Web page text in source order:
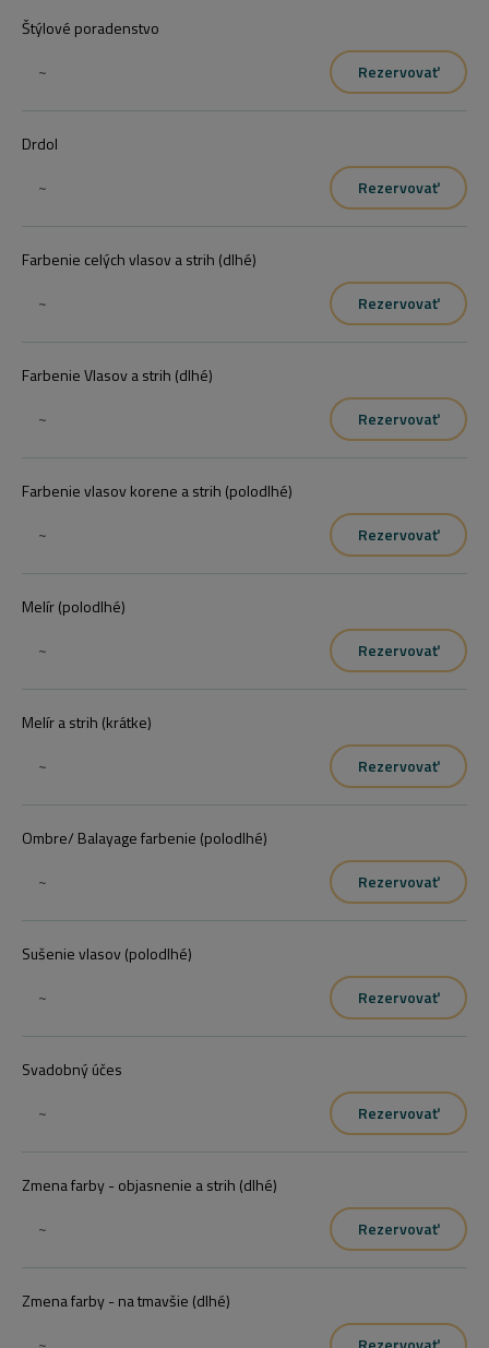
Štýlové poradenstvo
~
Rezervovať
Drdol
~
Rezervovať
Farbenie celých vlasov a strih (dlhé)
~
Rezervovať
Farbenie Vlasov a strih (dlhé)
~
Rezervovať
Farbenie vlasov korene a strih (polodlhé)
~
Rezervovať
Melír (polodlhé)
~
Rezervovať
Melír a strih (krátke)
~
Rezervovať
Ombre/ Balayage farbenie (polodlhé)
~
Rezervovať
Sušenie vlasov (polodlhé)
~
Rezervovať
Svadobný účes
~
Rezervovať
Zmena farby - objasnenie a strih (dlhé)
~
Rezervovať
Zmena farby - na tmavšie (dlhé)